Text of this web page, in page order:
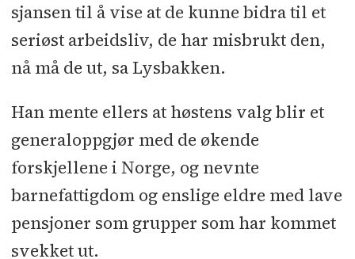
sjansen til å vise at de kunne bidra til et
seriøst arbeidsliv, de har misbrukt den,
nå må de ut, sa Lysbakken.
Han mente ellers at høstens valg blir et
generaloppgjør med de økende
forskjellene i Norge, og nevnte
barnefattigdom og enslige eldre med lave
pensjoner som grupper som har kommet
svekket ut.